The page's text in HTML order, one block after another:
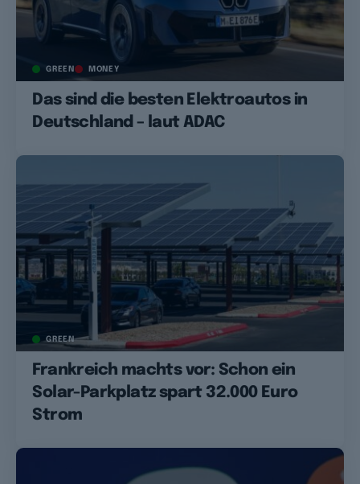
GREEN MONEY
Das sind die besten Elektroautos in
Deutschland – laut ADAC
GREEN
Frankreich machts vor: Schon ein
Solar-Parkplatz spart 32.000 Euro
Strom